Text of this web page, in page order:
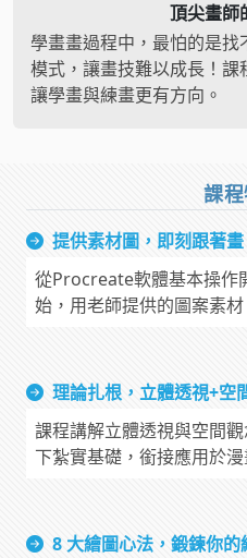
頂尖畫師
學畫畫過程中，最怕的是
模式，讓畫技難以成長！課
讓學畫與練畫更有方向。
課
提供素材圖，即刻跟著畫
從Procreate軟體基本操作
始，用老師提供的圖案素
理論扎根，立體透視+空
課程講解立體透視與空間
下紮實基礎，銜接應用於
8 大繪圖心法，鍛鍊你的